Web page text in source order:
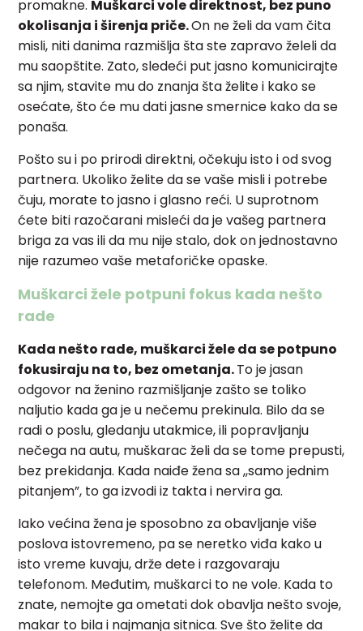
promakne. Muškarci vole direktnost, bez puno
okolisanja i širenja priče.On ne želi da vam čita
misli, niti danima razmišlja šta ste zapravo želeli da
mu saopštite. Zato, sledeći put jasno komunicirajte
sa njim, stavite mu do znanja šta želite i kako se
osećate, što će mu dati jasne smernice kako da se
ponaša.
Pošto su i po prirodi direktni, očekuju isto i od svog
partnera. Ukoliko želite da se vaše misli i potrebe
čuju, morate to jasno i glasno reći. U suprotnom
ćete biti razočarani misleći da je vašeg partnera
briga za vas ili da mu nije stalo, dok on jednostavno
nije razumeo vaše metaforičke opaske.
Muškarci žele potpuni fokus kada nešto
rade
Kada nešto rade, muškarci žele da se potpuno
fokusiraju na to, bez ometanja.To je jasan
odgovor na ženino razmišljanje zašto se toliko
naljutio kada ga je u nečemu prekinula. Bilo da se
radi o poslu, gledanju utakmice, ili popravljanju
nečega na autu, muškarac želi da se tome prepusti,
bez prekidanja. Kada naiđe žena sa ,,samo jednim
pitanjem”, to ga izvodi iz takta i nervira ga.
Iako većina žena je sposobno za obavljanje više
poslova istovremeno, pa se neretko viđa kako u
isto vreme kuvaju, drže dete i razgovaraju
telefonom. Međutim, muškarci to ne vole. Kada to
znate, nemojte ga ometati dok obavlja nešto svoje,
makar to bila i najmanja sitnica. Sve što želite da